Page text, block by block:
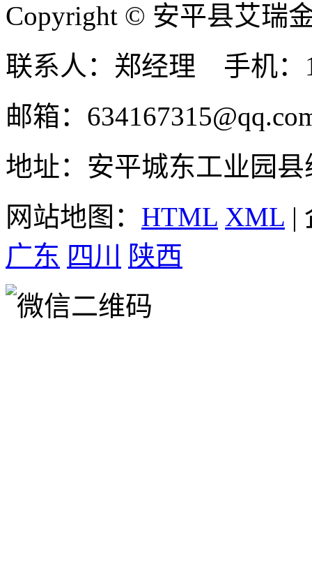
Copyright © 安平县艾瑞
联系人：郑经理 手机：
邮箱：
地址：安平城东工业园县
网站地图： HTML XML |
广东 四川 陕西